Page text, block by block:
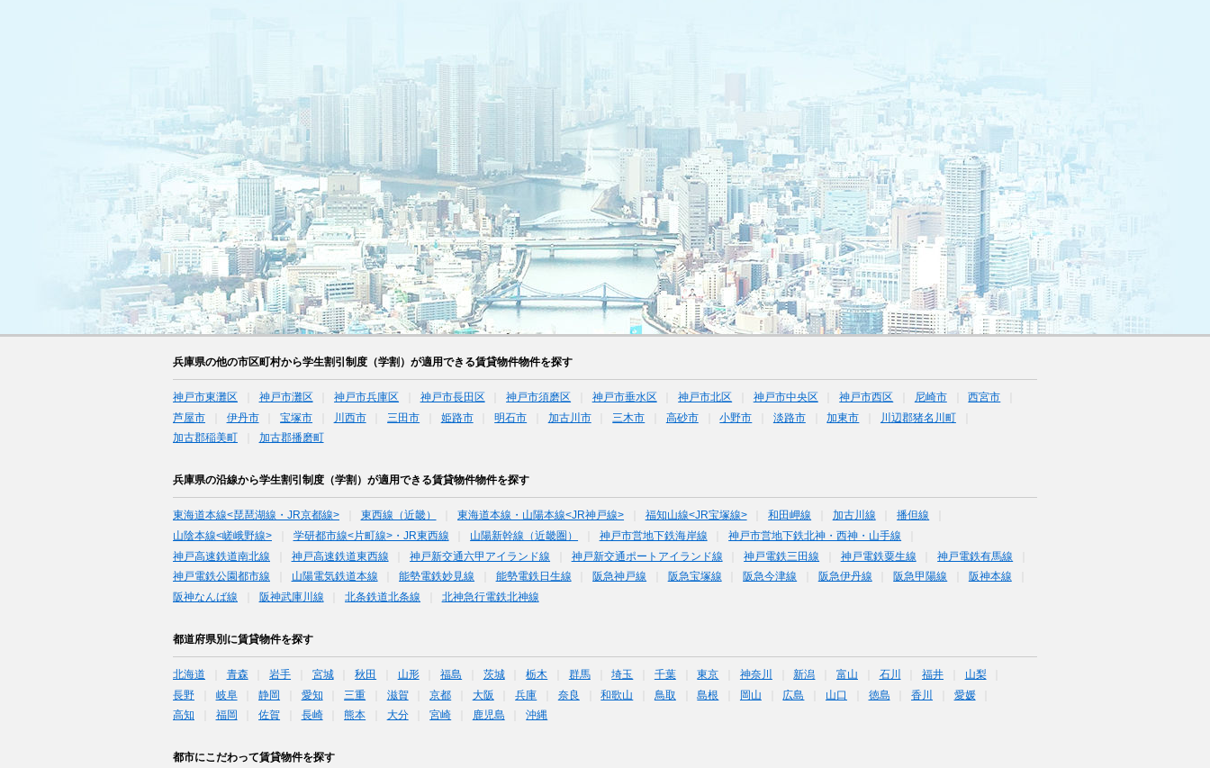
兵庫県の他の市区町村から学生割引制度（学割）が適用できる賃貸物件物件を探す
神戸市東灘区 神戸市灘区 神戸市兵庫区 神戸市長田区 神戸市須磨区 神戸市垂水区 神戸市北区 神戸市中央区 神戸市西区 尼崎市
西宮市
芦屋市
伊丹市 宝塚市 川西市 三田市 姫路市 明石市 加古川市 三木市 高砂市 小野市 淡路市 加東市
川辺郡猪名川町
加古郡稲美町
加古郡播磨町
兵庫県の沿線から学生割引制度（学割）が適用できる賃貸物件物件を探す
東海道本線<琵琶湖線・JR京都線> 東西線（近畿） 東海道本線・山陽本線<JR神戸線> 福知山線<JR宝塚線> 和田岬線 加古川線
播但線
山陰本線<嵯峨野線>
学研都市線<片町線>・JR東西線 山陽新幹線（近畿圏） 神戸市営地下鉄海岸線
神戸市営地下鉄北神・西神・山手線
神戸高速鉄道南北線
神戸高速鉄道東西線 神戸新交通六甲アイランド線 神戸新交通ポートアイランド線 神戸電鉄三田線 神戸電鉄粟生線
神戸電鉄有馬線
神戸電鉄公園都市線
山陽電気鉄道本線 能勢電鉄妙見線 能勢電鉄日生線 阪急神戸線 阪急宝塚線 阪急今津線 阪急伊丹線 阪急甲陽線
阪神本線
阪神なんば線
阪神武庫川線 北条鉄道北条線 北神急行電鉄北神線
都道府県別に賃貸物件を探す
北海道 青森 岩手 宮城 秋田 山形 福島 茨城 栃木 群馬 埼玉 千葉 東京 神奈川 新潟 富山 石川 福井
山梨
長野
岐阜 静岡 愛知 三重 滋賀 京都 大阪 兵庫 奈良 和歌山 鳥取 島根 岡山 広島 山口 徳島 香川
愛媛
高知
福岡 佐賀 長崎 熊本 大分 宮崎 鹿児島 沖縄
都市にこだわって賃貸物件を探す